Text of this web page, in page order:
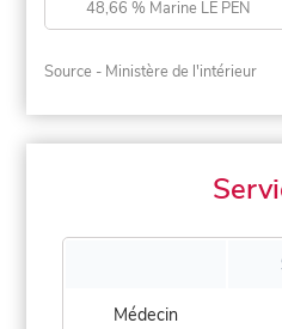
48,66 % Marine LE PEN
Source - Ministère de l'intérieur
Médecin